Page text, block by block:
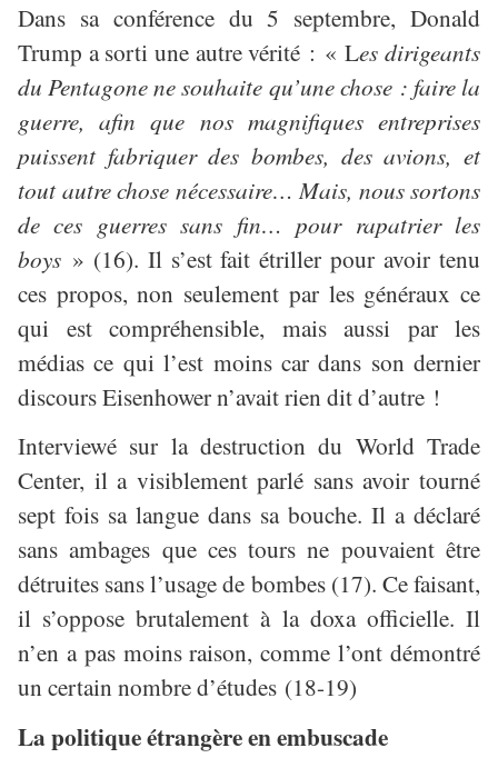
Dans sa conférence du 5 septembre, Donald
Trump a sorti une autre vérité : « Les dirigeants
du Pentagone ne souhaite qu’une chose : faire la
guerre, afin que nos magnifiques entreprises
puissent fabriquer des bombes, des avions, et
tout autre chose nécessaire… Mais, nous sortons
de ces guerres sans fin… pour rapatrier les
boys » (16). Il s’est fait étriller pour avoir tenu
ces propos, non seulement par les généraux ce
qui est compréhensible, mais aussi par les
médias ce qui l’est moins car dans son dernier
discours Eisenhower n’avait rien dit d’autre !
Interviewé sur la destruction du World Trade
Center, il a visiblement parlé sans avoir tourné
sept fois sa langue dans sa bouche. Il a déclaré
sans ambages que ces tours ne pouvaient être
détruites sans l’usage de bombes (17). Ce faisant,
il s’oppose brutalement à la doxa officielle. Il
n’en a pas moins raison, comme l’ont démontré
un certain nombre d’études (18-19)
La politique étrangère en embuscade